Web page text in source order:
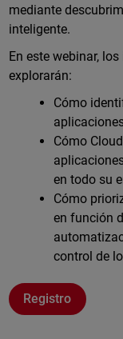
mediante
inteligente.
En este webinar,
explorarán:
Cómo
Cómo
en todo su
Cómo
en función
control de
Registro